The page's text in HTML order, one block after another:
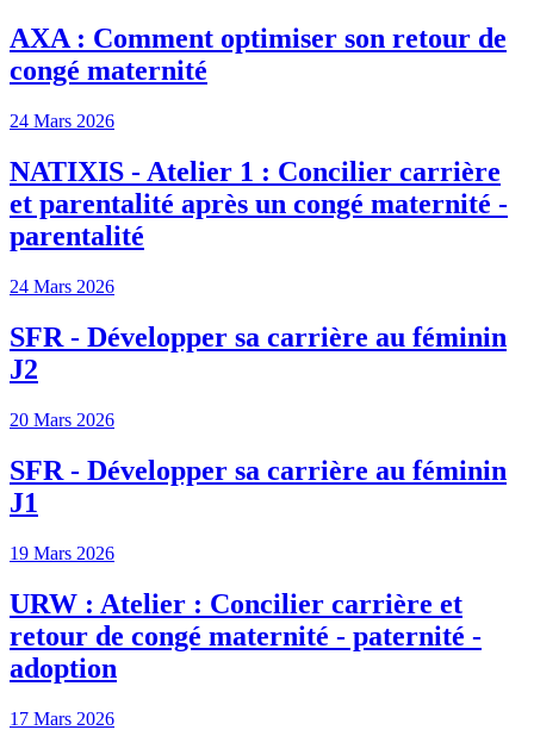
AXA : Comment optimiser son retour de
congé maternité
24 Mars 2026
NATIXIS - Atelier 1 : Concilier carrière
et parentalité après un congé maternité -
parentalité
24 Mars 2026
SFR - Développer sa carrière au féminin
J2
20 Mars 2026
SFR - Développer sa carrière au féminin
J1
19 Mars 2026
URW : Atelier : Concilier carrière et
retour de congé maternité - paternité -
adoption
17 Mars 2026